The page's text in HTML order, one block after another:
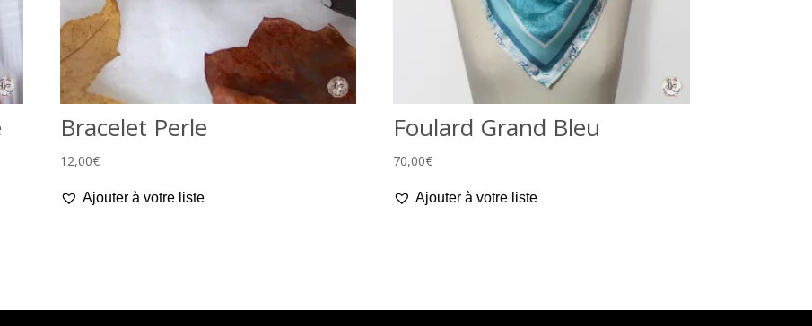
Bracelet Perle
12,00€
Ajouter à votre liste
Foulard Grand Bleu
70,00€
Ajouter à votre liste